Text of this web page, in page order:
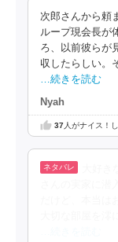
次郎さんから頼
ループ現会長が
ろ、以前彼らが
収したらしい。
…続きを読む
Nyah
37人がナイス！
大切な部屋を澪